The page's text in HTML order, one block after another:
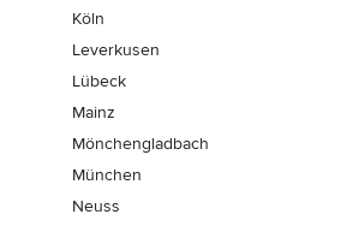
Köln
Leverkusen
Lübeck
Mainz
Mönchen­gladbach
München
Neuss